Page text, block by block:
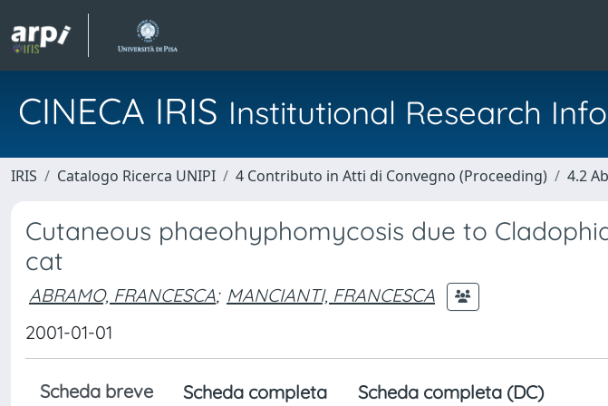
CINECA IRIS Institutional Research
IRIS Catalogo Ricerca UNIPI 4 Contributo in Atti di Convegno (Proceeding) 4.2
Cutaneous phaeohyphomycosis due to
cat
ABRAMO, FRANCESCA; MANCIANTI, FRANCESCA
2001-01-01
Scheda breve Scheda completa Scheda completa (DC)